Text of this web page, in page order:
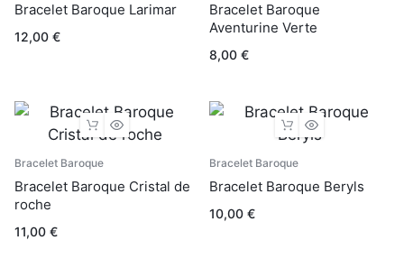
Bracelet Baroque Larimar
12,00 €
Bracelet Baroque
Aventurine Verte
8,00 €
Bracelet Baroque
Bracelet Baroque Cristal de
roche
11,00 €
Bracelet Baroque
Bracelet Baroque Beryls
10,00 €